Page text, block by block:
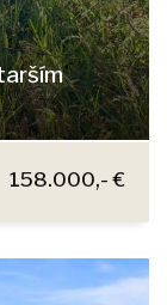
158.000,- €